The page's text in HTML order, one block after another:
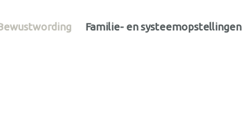
Familie- en systeemopstellingen